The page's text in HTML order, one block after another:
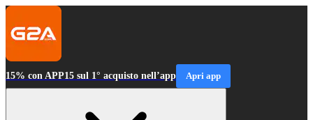
15% con APP15 sul 1° acquisto nell’app Apri app